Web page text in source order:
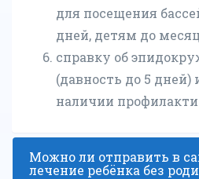
для посещения
дней, детям до
справку об
(давность до 5 дней)
наличии
Можно ли отправить в
лечение ребёнка без